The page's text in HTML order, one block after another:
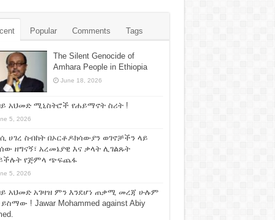
Popular Comments Tags
The Silent Genocide of
Amhara People in Ethiopia
June 18, 2026
አህመድ ሚኒስትሮች የሐይማኖት ስሪት !
5, 2026
ሀገረ ስብከት በኦርቶዶክሳውያን ወገኖቻችን ላይ
ዘግናኝ፣ አረመኔያዊ እና ቃላት ሊገልጹት
የጅምላ ጭፍጨፋ
5, 2026
አህመድ አገዛዝ ምን እንደሆነ ጠቃሚ መረጃ ሁሉም
! Jawar Mohammed against Abiy